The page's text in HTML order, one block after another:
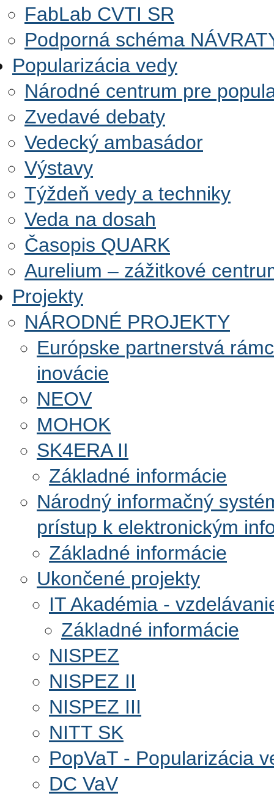
FabLab CVTI SR
Podporná schéma
Popularizácia vedy
Národné centrum pre
Zvedavé debaty
Vedecký ambasádor
Výstavy
Týždeň vedy a techniky
Veda na dosah
Časopis QUARK
Aurelium – zážitkové
Projekty
NÁRODNÉ PROJEKTY
Európske partnerstvá
inovácie
NEOV
MOHOK
SK4ERA II
Základné informácie
Národný informačný
prístup k elektronickým
Základné informácie
Ukončené projekty
IT Akadémia -
Základné informácie
NISPEZ
NISPEZ II
NISPEZ III
NITT SK
PopVaT - Popularizácia
DC VaV